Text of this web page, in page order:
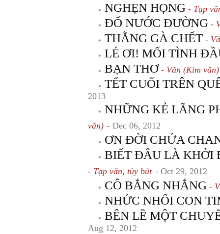
NGHẸN HỌNG - Tạp
ĐỔ NƯỚC ĐƯỜNG -
THẰNG GÀ CHẾT -
LÉ ƠI! MỐI TÌNH
BẠN THƠ - Văn (Kim văn)
TẾT CUỐI TRÊN
2013
NHỮNG KẺ LÃNG
văn) - Dec 06, 2012
ƠN ĐỜI CHỨA
BIẾT ĐÂU LÀ KHỞI
- Tạp văn, tùy bút - Oct 29, 2012
CÔ BẮNG NHẮNG -
NHỨC NHỐI CON
BÊN LỀ MỘT
Aug 12, 2012